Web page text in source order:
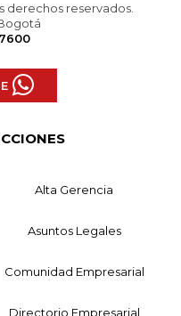
derechos reservados.
Alta Gerencia
Asuntos Legales
Comunidad Empresarial
Directorio Empresarial